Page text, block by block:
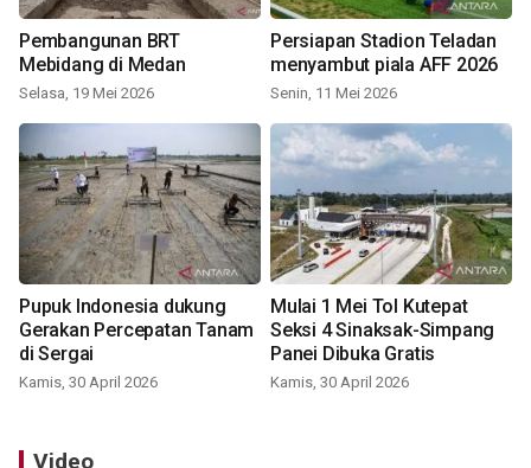
Pembangunan BRT
Mebidang di Medan
Selasa, 19 Mei 2026
Persiapan Stadion Teladan
menyambut piala AFF 2026
Senin, 11 Mei 2026
Pupuk Indonesia dukung
Gerakan Percepatan Tanam
di Sergai
Kamis, 30 April 2026
Mulai 1 Mei Tol Kutepat
Seksi 4 Sinaksak-Simpang
Panei Dibuka Gratis
Kamis, 30 April 2026
Video